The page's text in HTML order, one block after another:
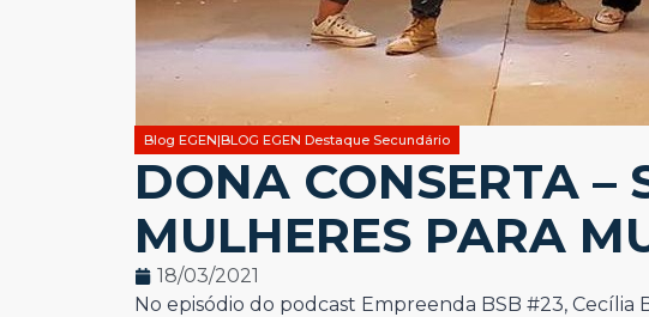
Blog EGEN|BLOG EGEN Destaque Secundário
DONA CONSERTA –
MULHERES PARA
18/03/2021
No episódio do podcast Empreenda BSB #23, Cecília